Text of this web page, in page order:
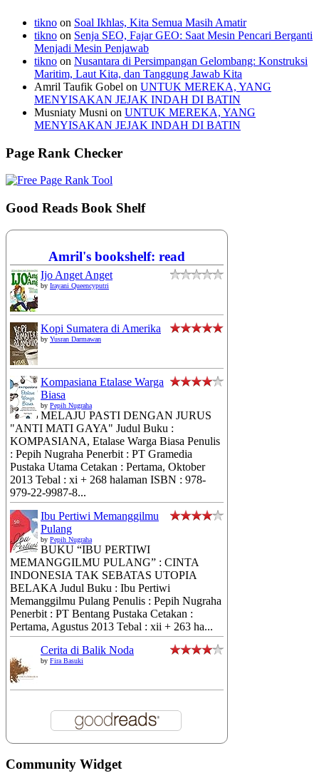
tikno on Soal Ikhlas, Kita Semua Masih Amatir
tikno on Senja SEO, Fajar GEO: Saat Mesin Pencari Berganti
Menjadi Mesin Penjawab
tikno on Nusantara di Persimpangan Gelombang: Konstruksi
Maritim, Laut Kita, dan Tanggung Jawab Kita
Amril Taufik Gobel on UNTUK MEREKA, YANG
MENYISAKAN JEJAK INDAH DI BATIN
Musniaty Musni on UNTUK MEREKA, YANG
MENYISAKAN JEJAK INDAH DI BATIN
Page Rank Checker
Good Reads Book Shelf
Amril's bookshelf: read
Ijo Anget Anget
by Irayani Queencyputri
Kopi Sumatera di Amerika
by Yusran Darmawan
Kompasiana Etalase Warga
Biasa
by Pepih Nugraha
MELAJU PASTI DENGAN JURUS
"ANTI MATI GAYA" Judul Buku :
KOMPASIANA, Etalase Warga Biasa Penulis
: Pepih Nugraha Penerbit : PT Gramedia
Pustaka Utama Cetakan : Pertama, Oktober
2013 Tebal : xi + 268 halaman ISBN : 978-
979-22-9987-8...
Ibu Pertiwi Memanggilmu
Pulang
by Pepih Nugraha
BUKU “IBU PERTIWI
MEMANGGILMU PULANG” : CINTA
INDONESIA TAK SEBATAS UTOPIA
BELAKA Judul Buku : Ibu Pertiwi
Memanggilmu Pulang Penulis : Pepih Nugraha
Penerbit : PT Bentang Pustaka Cetakan :
Pertama, Agustus 2013 Tebal : xii + 263 ha...
Cerita di Balik Noda
by Fira Basuki
Community Widget